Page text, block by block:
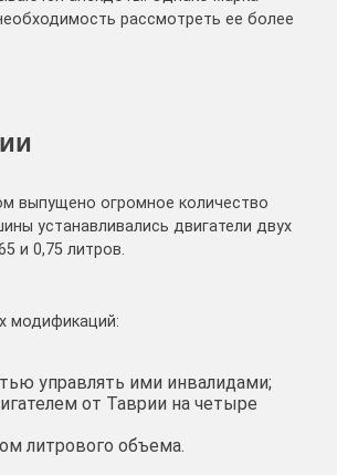
рассмотреть ее более
выпущено огромное количество
устанавливались двигатели двух
и 0,75 литров.
модификаций:
управлять ими инвалидами;
от Таврии на четыре
литрового объема.